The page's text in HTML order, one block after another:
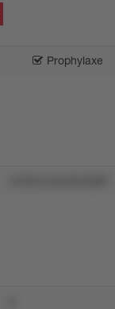
Prophylaxe